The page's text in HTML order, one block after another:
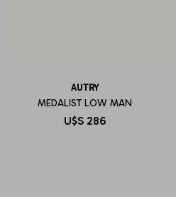
AUTRY
MEDALIST LOW MAN
U$S 286